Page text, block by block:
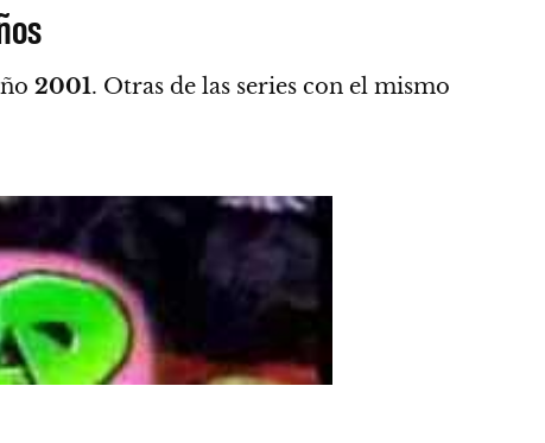
2001. Otras de las series con el mismo